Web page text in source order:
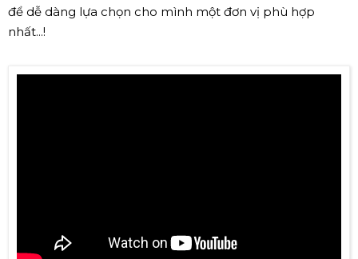
để dễ dàng lựa chọn cho mình một đơn vị phù hợp
nhất...!